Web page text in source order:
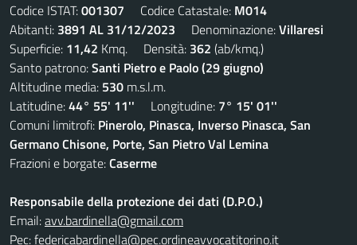
Codice ISTAT:001307 Codice Catastale: M014
Abitanti: 3891 AL 31/12/2023 Denominazione:Villaresi
Superficie: 11,42 Kmq. Densità: 362 (ab/kmq.)
Santo patrono:Santi Pietro e Paolo (29 giugno)
Altitudine media: 530 m.s.l.m.
Latitudine:44° 55' 11'' Longitudine: 7° 15' 01''
Comuni limitrofi: Pinerolo, Pinasca, Inverso Pinasca, San
Germano Chisone, Porte, San Pietro Val Lemina
Frazioni e borgate:Caserme
Responsabile della protezione dei dati (D.P.O.)
Email:avv.bardinella@gmail.com
Pec:federicabardinella@pec.ordineavvocatitorino.it